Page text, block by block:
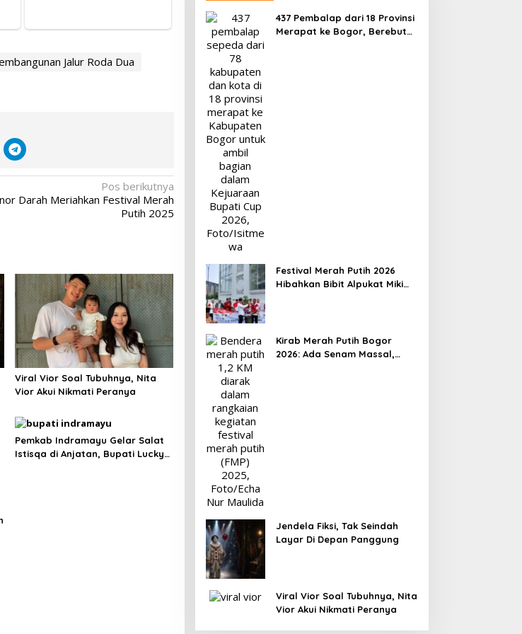
Jalur Roda Dua
Pos berikutnya
Darah Meriahkan Festival Merah
Putih 2025
Viral Vior Soal Tubuhnya, Nita
Vior Akui Nikmati Peranya
Pemkab Indramayu Gelar Salat
Istisqa di Anjatan, Bupati Lucky
437 Pembalap dari 18 Provinsi
Merapat ke Bogor, Berebut
Festival Merah Putih 2026
Hibahkan Bibit Alpukat Miki
Kirab Merah Putih Bogor
2026: Ada Senam Massal,
Jendela Fiksi, Tak Seindah
Layar Di Depan Panggung
Viral Vior Soal Tubuhnya, Nita
Vior Akui Nikmati Peranya